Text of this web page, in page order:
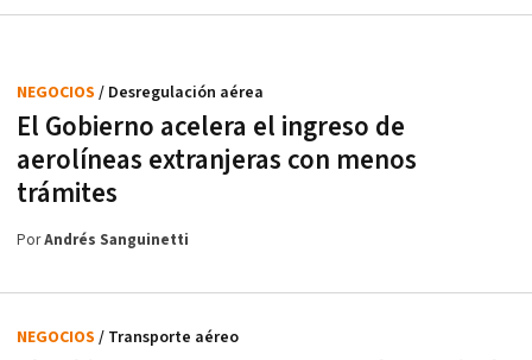
El Gobierno acelera el ingreso de
aerolíneas extranjeras con menos
trámites
NEGOCIOS / Desregulación aérea
PorAndrés Sanguinetti
NEGOCIOS / Transporte aéreo